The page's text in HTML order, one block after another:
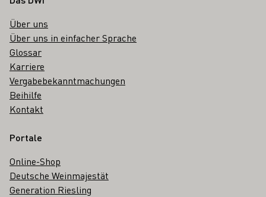
Über uns
Über uns in einfacher Sprache
Glossar
Karriere
Vergabebekanntmachungen
Beihilfe
Kontakt
Portale
Online-Shop
Deutsche Weinmajestät
Generation Riesling